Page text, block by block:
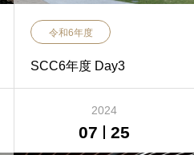
令和6年度
SCC6年度 Day3
2024
07 25